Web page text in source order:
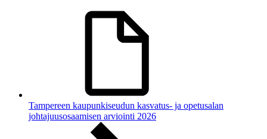
Tampereen kaupunkiseudun kasvatus- ja opetusalan
johtajuusosaamisen arviointi 2026